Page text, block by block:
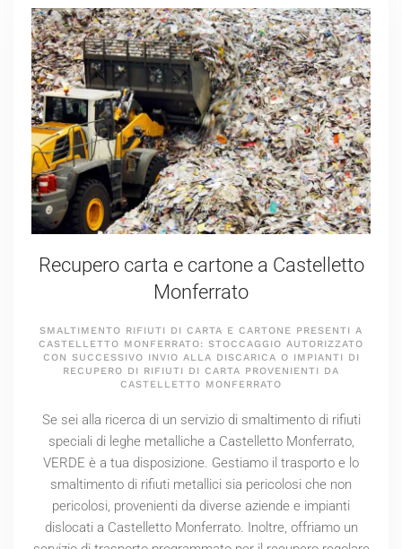
Recupero carta e cartone a Castelletto
Monferrato
SMALTIMENTO RIFIUTI DI CARTA E CARTONE PRESENTI A
CASTELLETTO MONFERRATO: STOCCAGGIO AUTORIZZATO
CON SUCCESSIVO INVIO ALLA DISCARICA O IMPIANTI DI
RECUPERO DI RIFIUTI DI CARTA PROVENIENTI DA
CASTELLETTO MONFERRATO
Se sei alla ricerca di un servizio di smaltimento di rifiuti
speciali di leghe metalliche a Castelletto Monferrato,
VERDE è a tua disposizione. Gestiamo il trasporto e lo
smaltimento di rifiuti metallici sia pericolosi che non
pericolosi, provenienti da diverse aziende e impianti
dislocati a Castelletto Monferrato. Inoltre, offriamo un